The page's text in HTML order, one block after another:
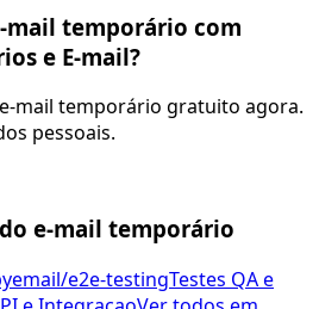
mail temporário com
e E-mail?
mail temporário gratuito agora.
pessoais.
e-mail temporário
e2e-testingTestes QA e